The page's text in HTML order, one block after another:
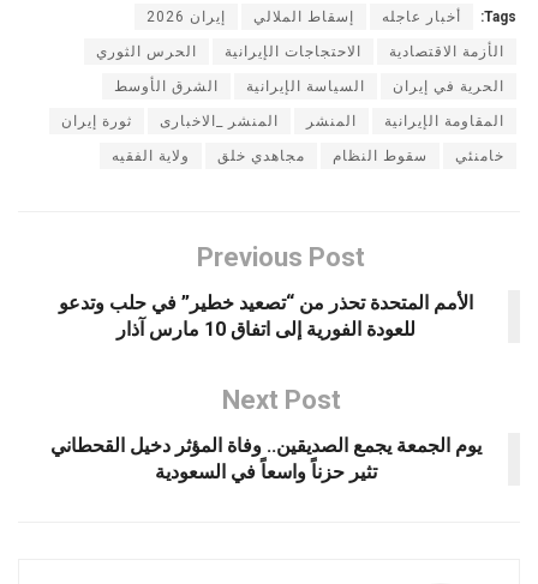
Tags: أخبار عاجله إسقاط الملالي إيران 2026
الأزمة الاقتصادية الاحتجاجات الإيرانية الحرس الثوري
الحرية في إيران السياسة الإيرانية الشرق الأوسط
المقاومة الإيرانية المنشر المنشر _الاخبارى ثورة إيران
خامنئي سقوط النظام مجاهدي خلق ولاية الفقيه
Previous Post
الأمم المتحدة تحذر من “تصعيد خطير” في حلب وتدعو
للعودة الفورية إلى اتفاق 10 مارس آذار
Next Post
يوم الجمعة يجمع الصديقين.. وفاة المؤثر دخيل القحطاني
تثير حزناً واسعاً في السعودية